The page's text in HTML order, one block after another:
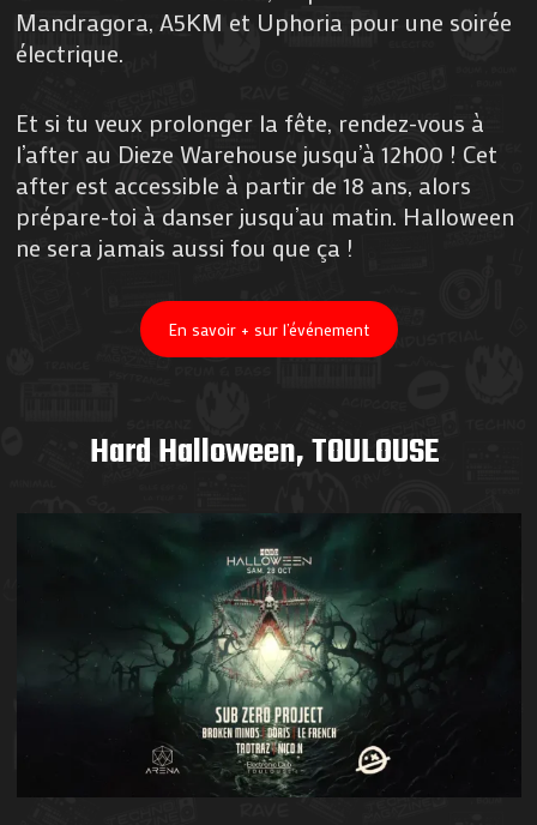
Mandragora, A5KM et Uphoria pour une soirée
électrique.
Et si tu veux prolonger la fête, rendez-vous à
l’after au Dieze Warehouse jusqu’à 12h00 ! Cet
after est accessible à partir de 18 ans, alors
prépare-toi à danser jusqu’au matin. Halloween
ne sera jamais aussi fou que ça !
En savoir + sur l’événement
Hard Halloween, TOULOUSE